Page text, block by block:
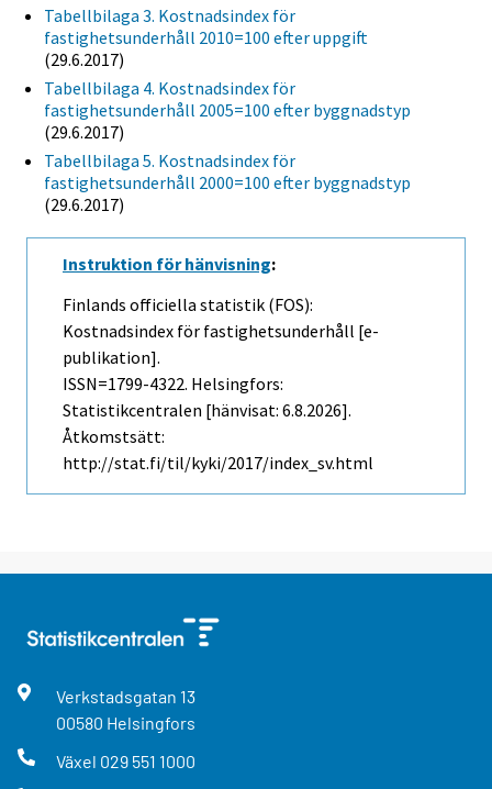
Tabellbilaga 3. Kostnadsindex för
fastighetsunderhåll 2010=100 efter uppgift
(29.6.2017)
Tabellbilaga 4. Kostnadsindex för
fastighetsunderhåll 2005=100 efter byggnadstyp
(29.6.2017)
Tabellbilaga 5. Kostnadsindex för
fastighetsunderhåll 2000=100 efter byggnadstyp
(29.6.2017)
Instruktion för hänvisning:
Finlands officiella statistik (FOS):
Kostnadsindex för fastighetsunderhåll [e-
publikation].
ISSN=1799-4322. Helsingfors:
Statistikcentralen [hänvisat: 6.8.2026].
Åtkomstsätt:
http://stat.fi/til/kyki/2017/index_sv.html
Verkstadsgatan 13
00580 Helsingfors
Växel 029 551 1000